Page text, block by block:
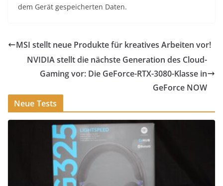
dem Gerät gespeicherten Daten.
MSI stellt neue Produkte für kreatives Arbeiten vor!
NVIDIA stellt die nächste Generation des Cloud-
Gaming vor: Die GeForce-RTX-3080-Klasse in
GeForce NOW
Neue Tests